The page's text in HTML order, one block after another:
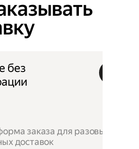
без
заказа для разовых
доставок